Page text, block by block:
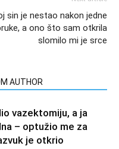
sin je nestao nakon jedne
a ono što sam otkrila
slomilo mi je srce
AUTHOR
vazektomiju, a ja
– optužio me za
je otkrio